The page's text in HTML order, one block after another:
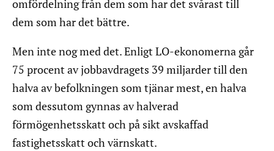
omfördelning från dem som har det svårast till
dem som har det bättre.
Men inte nog med det. Enligt LO-ekonomerna går
75 procent av jobbavdragets 39 miljarder till den
halva av befolkningen som tjänar mest, en halva
som dessutom gynnas av halverad
förmögenhetsskatt och på sikt avskaffad
fastighetsskatt och värnskatt.